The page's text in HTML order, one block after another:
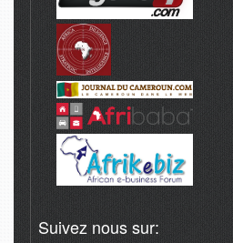
Suivez nous sur: